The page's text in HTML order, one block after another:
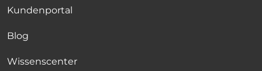
Kundenportal
Blog
Wissenscenter